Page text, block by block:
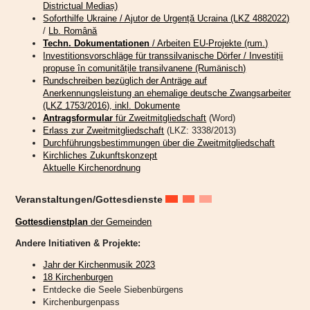
Katharina Schmidt in ihrer Rede in der Bergkirche Mitte Juli in
dieses besonderen Projekts.
Die Kirche auf dem Hetzeldorfer Friedhof wurde dank zahlreicher Spenden in
den Jahren 2021 bis 2023 umfassend renoviert und danach feierlich wieder
Districtual Mediaș)
Soforthilfe Ukraine / Ajutor de Urgență Ucraina (LKZ 4882022)
/ Lb. Română
Techn. Dokumentationen/ Arbeiten EU-Projekte (rum.)
Investitionsvorschläge für transsilvanische Dörfer / Investiții
propuse în comunitățile transilvanene (Rumänisch)
Rundschreiben bezüglich der Anträge auf
Anerkennungsleistung an ehemalige deutsche Zwangsarbeiter
(LKZ 1753/2016), inkl. Dokumente
Antragsformular für Zweitmitgliedschaft (Word)
Erlass zur Zweitmitgliedschaft (LKZ: 3338/2013)
Durchführungsbestimmungen über die Zweitmitgliedschaft
Kirchliches Zukunftskonzept
Aktuelle Kirchenordnung
Veranstaltungen/Gottesdienste
Gottesdienstplan der Gemeinden
Andere Initiativen & Projekte:
Jahr der Kirchenmusik 2023
18 Kirchenburgen
Entdecke die Seele Siebenbürgens
Kirchenburgenpass